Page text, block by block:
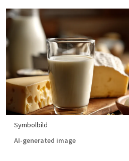
Symbolbild
AI-generated image